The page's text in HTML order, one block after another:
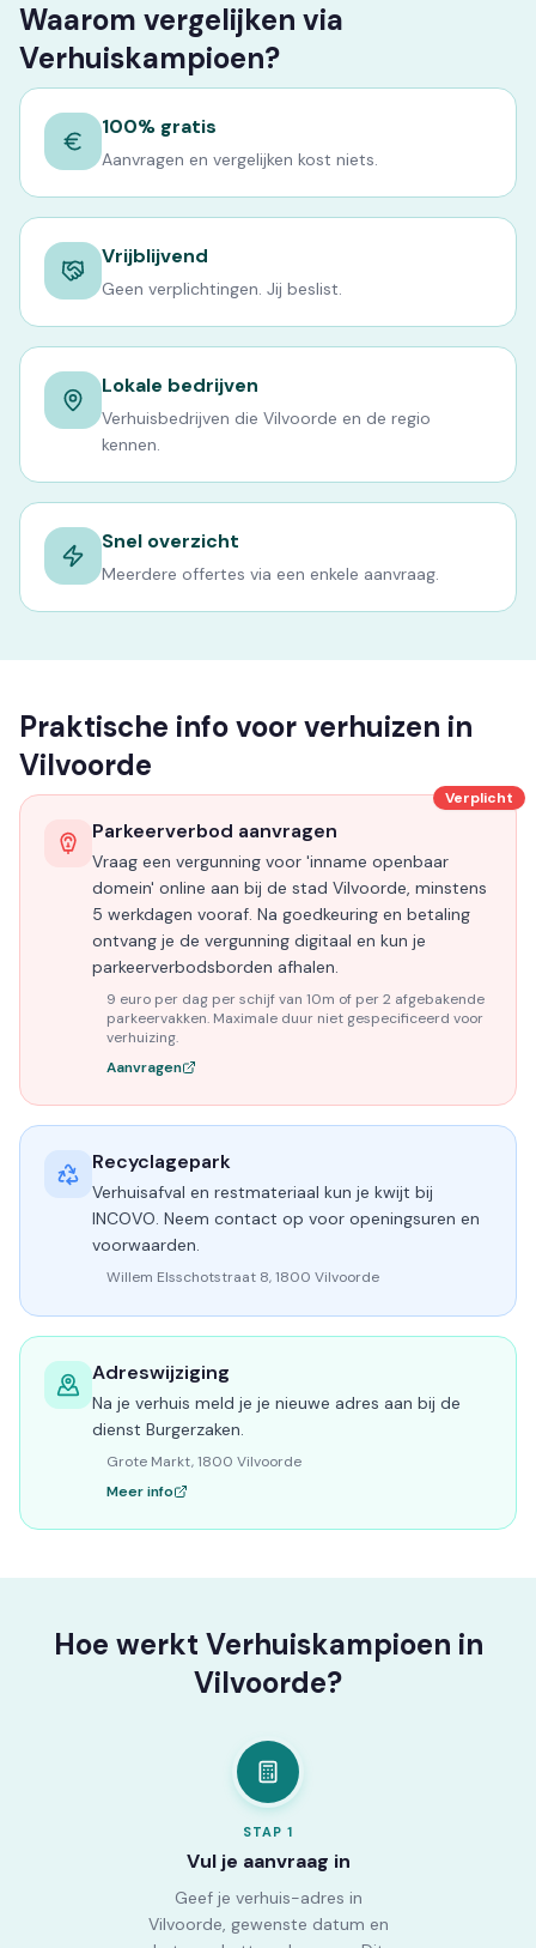
Waarom vergelijken via
Verhuiskampioen?
100% gratis
Aanvragen en vergelijken kost niets.
Vrijblijvend
Geen verplichtingen. Jij beslist.
Lokale bedrijven
Verhuisbedrijven die Vilvoorde en de regio
kennen.
Snel overzicht
Meerdere offertes via een enkele aanvraag.
Praktische info voor verhuizen in
Vilvoorde
Verplicht
Parkeerverbod aanvragen
Vraag een vergunning voor 'inname openbaar
domein' online aan bij de stad Vilvoorde, minstens
5 werkdagen vooraf. Na goedkeuring en betaling
ontvang je de vergunning digitaal en kun je
parkeerverbodsborden afhalen.
9 euro per dag per schijf van 10m of per 2 afgebakende
parkeervakken. Maximale duur niet gespecificeerd voor
verhuizing.
Aanvragen
Recyclagepark
Verhuisafval en restmateriaal kun je kwijt bij
INCOVO. Neem contact op voor openingsuren en
voorwaarden.
Willem Elsschotstraat 8, 1800 Vilvoorde
Adreswijziging
Na je verhuis meld je je nieuwe adres aan bij de
dienst Burgerzaken.
Grote Markt, 1800 Vilvoorde
Meer info
Hoe werkt Verhuiskampioen in
Vilvoorde?
STAP1
Vul je aanvraag in
Geef je verhuis-adres in
Vilvoorde, gewenste datum en